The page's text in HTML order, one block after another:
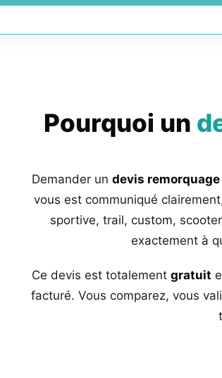
Pourquoi un
Demander un devis
vous est communiqué
sportive, trail, custom,
exactement à
Ce devis est totalement gratuit
facturé. Vous comparez, vous